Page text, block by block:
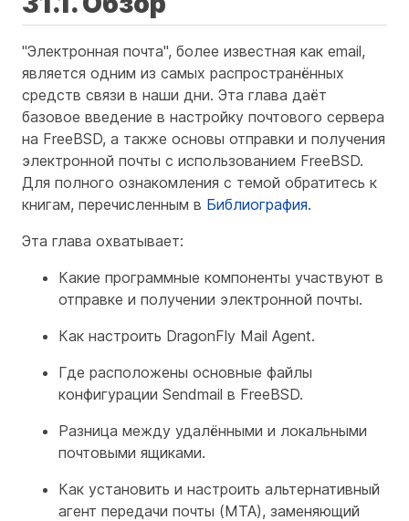
"Электронная почта", более известная как email,
является одним из самых распространённых
средств связи в наши дни. Эта глава даёт
базовое введение в настройку почтового сервера
на FreeBSD, а также основы отправки и получения
электронной почты с использованием FreeBSD.
Для полного ознакомления с темой обратитесь к
книгам, перечисленным в Библиография.
Эта глава охватывает:
Какие программные компоненты участвуют в
отправке и получении электронной почты.
Как настроить DragonFly Mail Agent.
Где расположены основные файлы
конфигурации Sendmail в FreeBSD.
Разница между удалёнными и локальными
почтовыми ящиками.
Как установить и настроить альтернативный
агент передачи почты (MTA), заменяющий